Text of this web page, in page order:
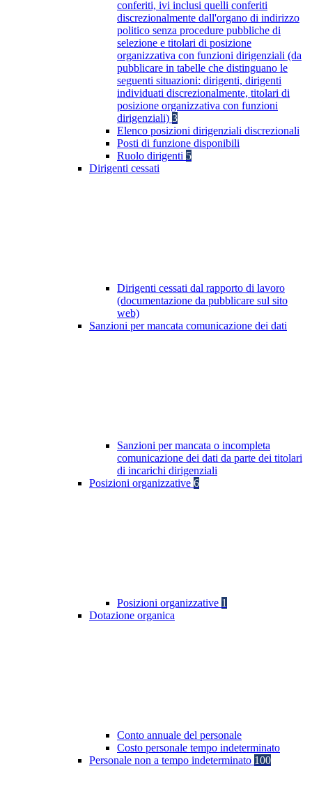
conferiti, ivi inclusi quelli conferiti
discrezionalmente dall'organo di indirizzo
politico senza procedure pubbliche di
selezione e titolari di posizione
organizzativa con funzioni dirigenziali (da
pubblicare in tabelle che distinguano le
seguenti situazioni: dirigenti, dirigenti
individuati discrezionalmente, titolari di
posizione organizzativa con funzioni
dirigenziali) 3
Elenco posizioni dirigenziali discrezionali
Posti di funzione disponibili
Ruolo dirigenti 5
Dirigenti cessati
Dirigenti cessati dal rapporto di lavoro
(documentazione da pubblicare sul sito
web)
Sanzioni per mancata comunicazione dei dati
Sanzioni per mancata o incompleta
comunicazione dei dati da parte dei titolari
di incarichi dirigenziali
Posizioni organizzative 6
Posizioni organizzative 1
Dotazione organica
Conto annuale del personale
Costo personale tempo indeterminato
Personale non a tempo indeterminato 100